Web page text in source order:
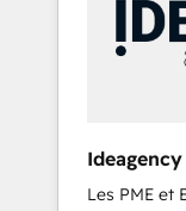
HubSpot itself. We have the
consulting
extensibility. When you work with Aptitude 8,
you get a
HubSpot
Les PME et